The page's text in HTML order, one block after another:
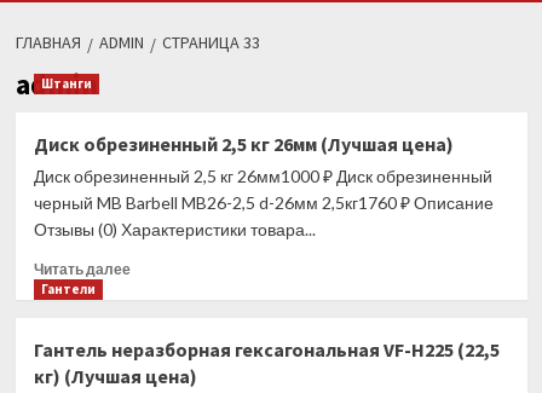
ГЛАВНАЯ ADMIN СТРАНИЦА 33
admin
Штанги
Диск обрезиненный 2,5 кг 26мм (Лучшая цена)
Диск обрезиненный 2,5 кг 26мм1000 ₽ Диск обрезиненный
черный MB Barbell MB26-2,5 d-26мм 2,5кг1760 ₽ Описание
Отзывы (0) Характеристики товара...
Читать далееПрочитать
обрезиненный
2,5
Гантели
Гантель неразборная гексагональная VF-H225 (22,5
кг) (Лучшая цена)